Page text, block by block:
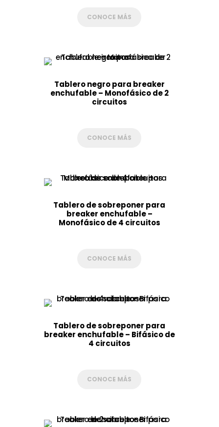
CONOCE MÁS
Tablero negro para breaker
enchufable – Monofásico de 2
circuitos
CONOCE MÁS
Tablero de sobreponer para
breaker enchufable –
Monofásico de 4 circuitos
CONOCE MÁS
Tablero de sobreponer para
breaker enchufable – Bifásico de
4 circuitos
CONOCE MÁS